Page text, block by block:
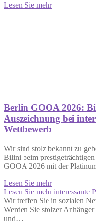
Lesen Sie mehr
Berlin GOOA 2026:
Auszeichnung bei
Wettbewerb
Wir sind stolz bekannt zu
Bilini beim
GOOA 2026 mit der
Lesen Sie mehr
Lesen Sie mehr interessante
Wir treffen Sie in sozialen
Werden Sie stolzer
und…